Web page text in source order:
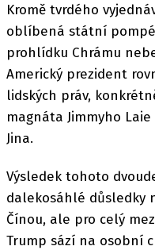
Kromě tvrdého
oblíbená státní
prohlídku Chrámu
Americký prezident
lidských práv,
magnáta Jimmyho
Jina.
Výsledek tohoto
dalekosáhlé důsledky
Čínou, ale pro celý
Trump sází na osobní